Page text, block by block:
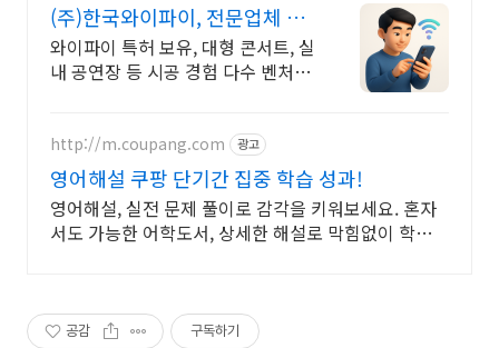
(주)한국와이파이, 전문업체 설
계및구축
와이파이 특허 보유, 대형 콘서트, 실
내 공연장 등 시공 경험 다수 벤처 기
문성있는 기업
http://m.coupang.com 광고
영어해설 쿠팡 단기간 집중 학습 성과!
영어해설, 실전 문제 풀이로 감각을 키워보세요. 혼자
서도 가능한 어학도서, 상세한 해설로 막힘없이 학습하
공감 구독하기